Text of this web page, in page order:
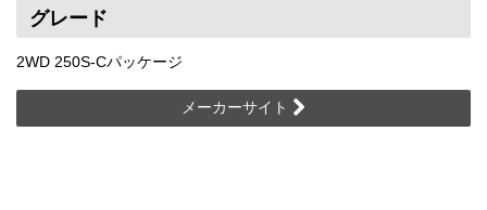
グレード
2WD 250S-Cパッケージ
メーカーサイト